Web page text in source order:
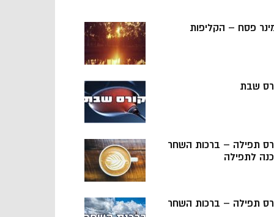
פסח – הקליפות
שבת
תפילה – ברכות השחר
לתפילה
תפילה – ברכות השחר